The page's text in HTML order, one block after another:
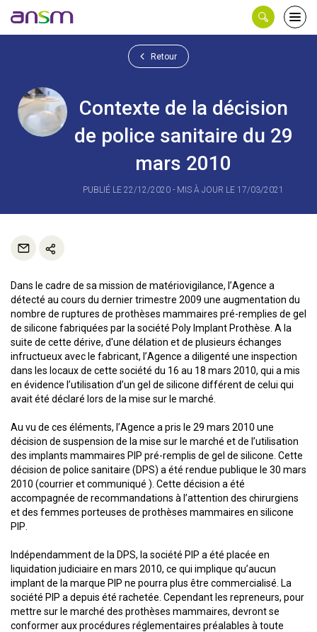
le
Retour
Contexte de la décision
de police sanitaire du 29
mars 2010
PUBLIÉ LE 22/12/2020 - MIS À JOUR LE 17/03/2021
Dans le cadre de sa mission de matériovigilance, l’Agence a
détecté au cours du dernier trimestre 2009 une augmentation du
nombre de ruptures de prothèses mammaires pré-remplies de gel
de silicone fabriquées par la société Poly Implant Prothèse. A la
suite de cette dérive, d'une délation et de plusieurs échanges
infructueux avec le fabricant, l’Agence a diligenté une inspection
dans les locaux de cette société du 16 au 18 mars 2010, qui a mis
en évidence l’utilisation d’un gel de silicone différent de celui qui
avait été déclaré lors de la mise sur le marché.
Au vu de ces éléments, l’Agence a pris le 29 mars 2010 une
décision de suspension de la mise sur le marché et de l’utilisation
des implants mammaires PIP pré-remplis de gel de silicone. Cette
décision de police sanitaire (DPS) a été rendue publique le 30 mars
2010 (courrier et communiqué ). Cette décision a été
accompagnée de recommandations à l’attention des chirurgiens
et des femmes porteuses de prothèses mammaires en silicone
PIP.
Indépendamment de la DPS, la société PIP a été placée en
liquidation judiciaire en mars 2010, ce qui implique qu’aucun
implant de la marque PIP ne pourra plus être commercialisé. La
société PIP a depuis été rachetée. Cependant les repreneurs, pour
mettre sur le marché des prothèses mammaires, devront se
conformer aux procédures réglementaires préalables à toute